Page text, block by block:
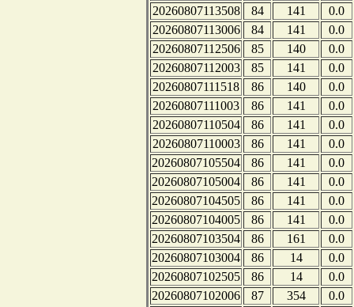
20260807113508
84 141
0.0
20260807113006
84 141
0.0
20260807112506
85 140
0.0
20260807112003
85 141
0.0
20260807111518
86 140
0.0
20260807111003
86 141
0.0
20260807110504
86 141
0.0
20260807110003
86 141
0.0
20260807105504
86 141
0.0
20260807105004
86 141
0.0
20260807104505
86 141
0.0
20260807104005
86 141
0.0
20260807103504
86 161
0.0
20260807103004
86 14
0.0
20260807102505
86 14
0.0
20260807102006
87 354
0.0